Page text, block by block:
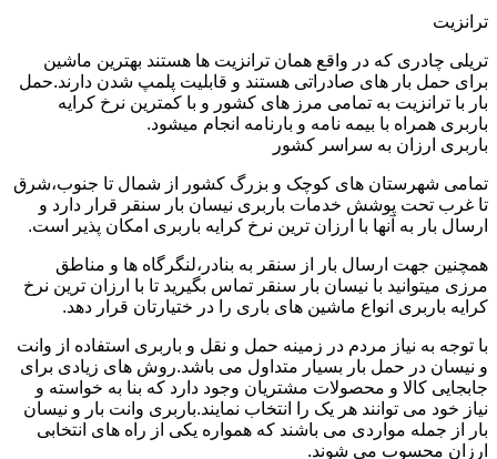
ترانزیت
تریلی چادری که در واقع همان ترانزیت ها هستند بهترین ماشین
برای حمل بار های صادراتی هستند و قابلیت پلمپ شدن دارند.حمل
بار با ترانزیت به تمامی مرز های کشور و با کمترین نرخ کرایه
باربری همراه با بیمه نامه و بارنامه انجام میشود.
باربری ارزان به سراسر کشور
تمامی شهرستان های کوچک و بزرگ کشور از شمال تا جنوب،شرق
تا غرب تحت پوشش خدمات باربری نیسان بار سنقر قرار دارد و
ارسال بار به آنها با ارزان ترین نرخ کرایه باربری امکان پذیر است.
همچنین جهت ارسال بار از سنقر به بنادر،لنگرگاه ها و مناطق
مرزی میتوانید با نیسان بار سنقر تماس بگیرید تا با ارزان ترین نرخ
کرایه باربری انواع ماشین های باری را در ختیارتان قرار دهد.
با توجه به نیاز مردم در زمینه حمل و نقل و باربری استفاده از وانت
و نیسان در حمل بار بسیار متداول می باشد.روش های زیادی برای
جابجایی کالا و محصولات مشتریان وجود دارد که بنا به خواسته و
نیاز خود می توانند هر یک را انتخاب نمایند.باربری وانت بار و نیسان
بار از جمله مواردی می باشند که همواره یکی از راه های انتخابی
ارزان محسوب می شوند.